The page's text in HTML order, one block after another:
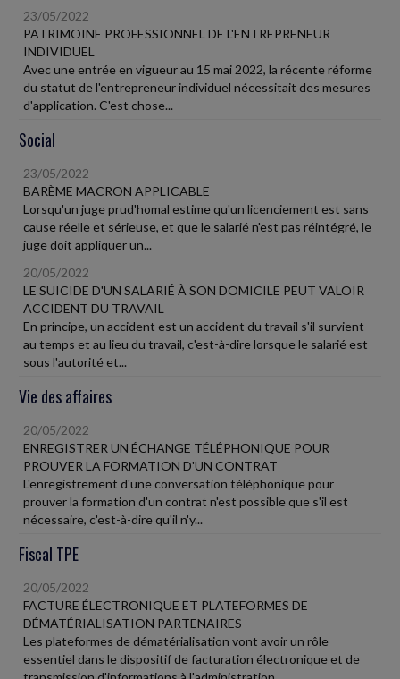
23/05/2022
PATRIMOINE PROFESSIONNEL DE L'ENTREPRENEUR
INDIVIDUEL
Avec une entrée en vigueur au 15 mai 2022, la récente réforme
du statut de l'entrepreneur individuel nécessitait des mesures
d'application. C'est chose...
Social
23/05/2022
BARÈME MACRON APPLICABLE
Lorsqu'un juge prud'homal estime qu'un licenciement est sans
cause réelle et sérieuse, et que le salarié n'est pas réintégré, le
juge doit appliquer un...
20/05/2022
LE SUICIDE D'UN SALARIÉ À SON DOMICILE PEUT VALOIR
ACCIDENT DU TRAVAIL
En principe, un accident est un accident du travail s'il survient
au temps et au lieu du travail, c'est-à-dire lorsque le salarié est
sous l'autorité et...
Vie des affaires
20/05/2022
ENREGISTRER UN ÉCHANGE TÉLÉPHONIQUE POUR
PROUVER LA FORMATION D'UN CONTRAT
L'enregistrement d'une conversation téléphonique pour
prouver la formation d'un contrat n'est possible que s'il est
nécessaire, c'est-à-dire qu'il n'y...
Fiscal TPE
20/05/2022
FACTURE ÉLECTRONIQUE ET PLATEFORMES DE
DÉMATÉRIALISATION PARTENAIRES
Les plateformes de dématérialisation vont avoir un rôle
essentiel dans le dispositif de facturation électronique et de